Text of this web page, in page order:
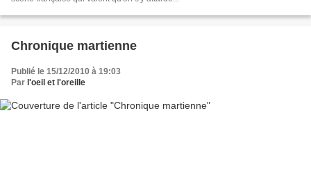
Chronique martienne
Publié le 15/12/2010 à 19:03
Par l'oeil et l'oreille